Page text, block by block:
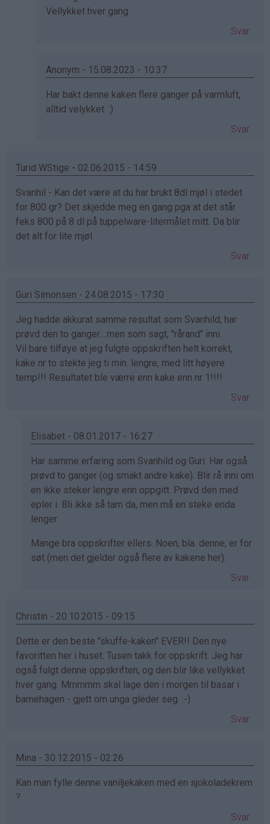
på
bekreftet)
Vellykket hver gang.
Svar
Anonym - 15.08.2023 - 10:37
Som
svar
(ikke
Har bakt denne kaken flere ganger på varmluft,
alltid velykket. :)
Svar
Turid WStige - 02.06.2015 - 14:59
Svanhil - Kan det være at du har brukt 8dl mjøl i stedet
for 800 gr? Det skjedde meg en gang pga at det står
feks 800 på 8 dl på tuppelware-litermålet mitt. Da blir
det alt for lite mjøl.
Svar
Guri Simonsen - 24.08.2015 - 17:30
Jeg hadde akkurat samme resultat som Svanhild, har
prøvd den to ganger....men som sagt, "rårand" inni.
Vil bare tilføye at jeg fulgte oppskriften helt korrekt,
kake nr to stekte jeg ti min. lengre, med litt høyere
temp!!! Resultatet ble værre enn kake enn nr 1!!!!
Svar
Elisabet - 08.01.2017 - 16:27
Som
svar
på
av
Guri
(ikke
bekreftet)
Har samme erfaring som Svanhild og Guri. Har også
prøvd to ganger (og smakt andre kake). Blir rå inni om
en ikke steker lengre enn oppgitt. Prøvd den med
epler i. Bli ikke så tam da, men må en steke enda
lenger.
Mange bra oppskrifter ellers. Noen, bla. denne, er for
søt (men det gjelder også flere av kakene her).
Svar
Christin - 20.10.2015 - 09:15
Dette er den beste "skuffe-kaken" EVER!! Den nye
favoritten her i huset. Tusen takk for oppskrift. Jeg har
også fulgt denne oppskriften, og den blir like vellykket
hver gang. Mmmmm skal lage den i morgen til basar i
barnehagen - gjett om unga gleder seg. :-)
Svar
Mina - 30.12.2015 - 02:26
Kan man fylle denne vaniljekaken med en sjokoladekrem
?
Svar